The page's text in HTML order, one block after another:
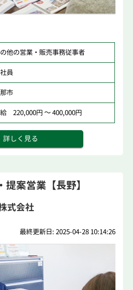
他の営業・販売事務従事者
員
市
220,000円 ～ 400,000円
詳しく見る
案営業【長野】
式会社
最終更新日: 2025-04-28 10:14:26